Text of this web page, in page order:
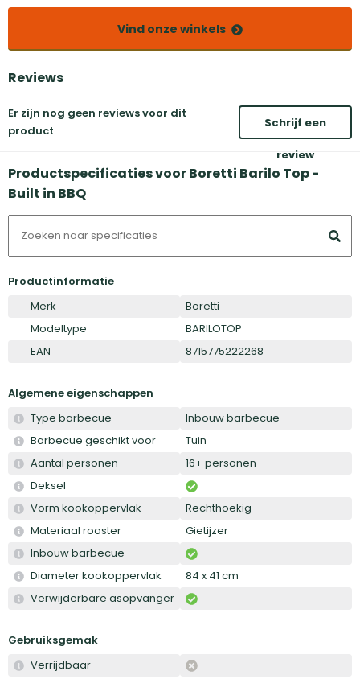
Vind onze winkels
Reviews
Er zijn nog geen reviews voor dit
product
Schrijf een
review
Productspecificaties voor Boretti Barilo Top -
Built in BBQ
Productinformatie
Merk
Boretti
Modeltype
BARILOTOP
EAN
8715775222268
Algemene eigenschappen
Type barbecue
Inbouw barbecue
Barbecue geschikt voor
Tuin
Aantal personen
16+ personen
Deksel
Vorm kookoppervlak
Rechthoekig
Materiaal rooster
Gietijzer
Inbouw barbecue
Diameter kookoppervlak
84 x 41 cm
Verwijderbare asopvanger
Gebruiksgemak
Verrijdbaar